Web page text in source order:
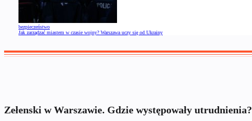
bezpieczeństwo
Jak zarządzać miastem w czasie wojny? Warszawa uczy się od Ukrainy
Zełenski w Warszawie. Gdzie występowały utrudnienia?